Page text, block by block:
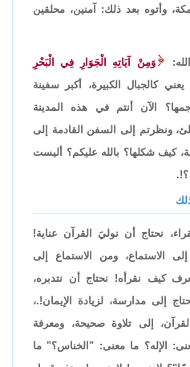
وأتوه بعد ذلك: آمنين، محلقين
وَمِنْ آيَاتِهِ الْجَوَارِ فِي الْبَحْرِ
الشورى:32] يعني كالجبال الكبيرة، أكبر سفينة
الآن أنتم في هذه المدينة
ونظرتم إلى السفن القادمة إلى
كيف شكلها؟ بالله عليكم؟ أليست
؟!.
نحتاج أن نوليَ القرآن عناية!
الاستماع، ومن الاستماع إلى
كيف نقرأه! نحتاج أن نتدبره،
إلى مدارسة، لزيادة الإيمان!.،
إلى تلاوة صحيحة، ومعرفة
الإله؟ ما معنى: "الخناس؟" ما